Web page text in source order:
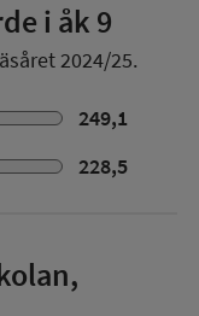
i åk 9
2024/25.
249,1
228,5